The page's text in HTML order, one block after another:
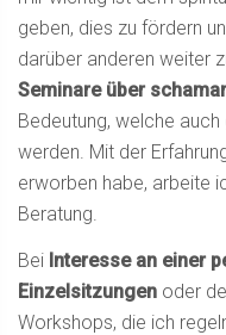
geben, dies zu fördern
darüber anderen weiter
Seminare über
Bedeutung, welche
werden. Mit der
erworben habe, arbeite
Beratung.
Bei Interesse an einer
Einzelsitzungen oder
Workshops, die ich